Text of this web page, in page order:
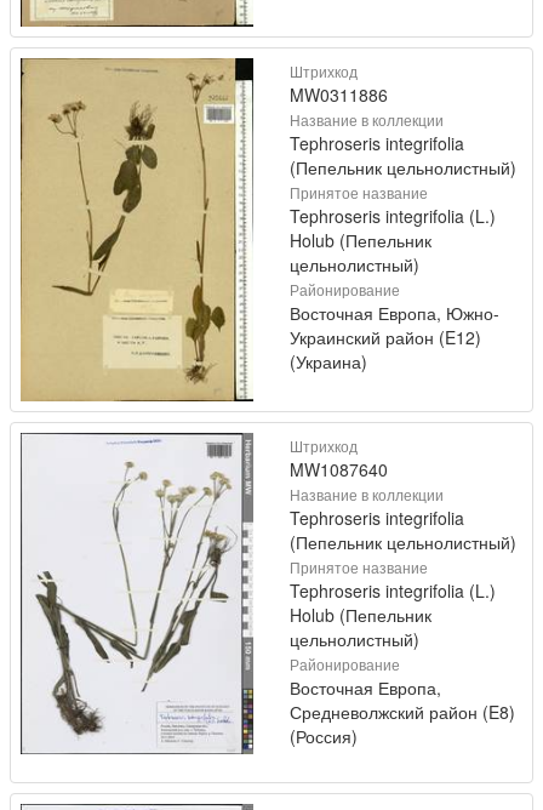
Штрихкод
MW0311886
Название в коллекции
Tephroseris integrifolia
(Пепельник цельнолистный)
Принятое название
Tephroseris integrifolia (L.)
Holub (Пепельник
цельнолистный)
Районирование
Восточная Европа, Южно-
Украинский район (E12)
(Украина)
Штрихкод
MW1087640
Название в коллекции
Tephroseris integrifolia
(Пепельник цельнолистный)
Принятое название
Tephroseris integrifolia (L.)
Holub (Пепельник
цельнолистный)
Районирование
Восточная Европа,
Средневолжский район (E8)
(Россия)